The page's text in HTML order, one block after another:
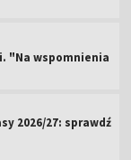
"Na wspomnienia
2026/27: sprawdź